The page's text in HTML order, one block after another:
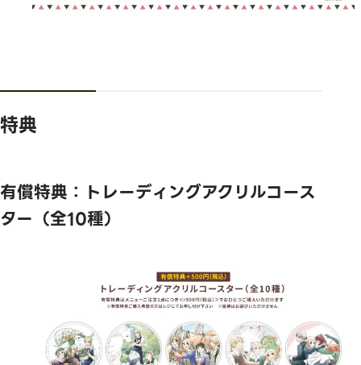
特典
有償特典：トレーディングアクリルコース
ター（全10種）